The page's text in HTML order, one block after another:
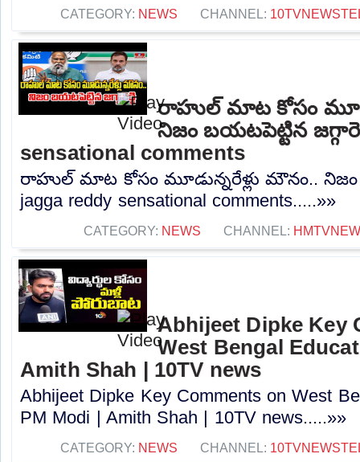
CATEGORY: NEWS CHANNEL:
రాహుల్ మాట కోసం
నిజం బయటపెట్టిన
sensational comments
రాహుల్ మాట కోసం మూడున్నరేళ్లు మౌనం.. నిజం
jagga reddy sensational comments.....»»
CATEGORY: NEWS CHANNEL:
Abhijeet Dipke Key
West Bengal
Amith Shah | 10TV news
Abhijeet Dipke Key Comments on West
PM Modi | Amith Shah | 10TV news.....»»
CATEGORY: NEWS CHANNEL: